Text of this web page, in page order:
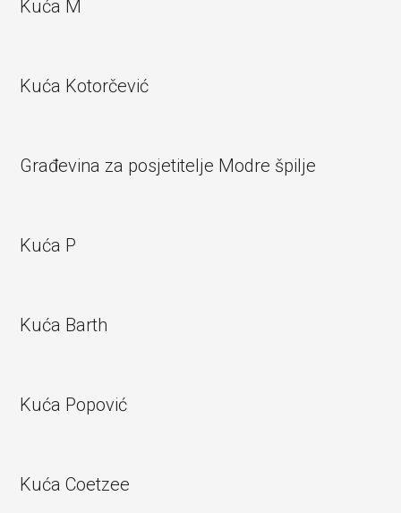
Kuća M
Kuća Kotorčević
Građevina za posjetitelje Modre špilje
Kuća P
Kuća Barth
Kuća Popović
Kuća Coetzee